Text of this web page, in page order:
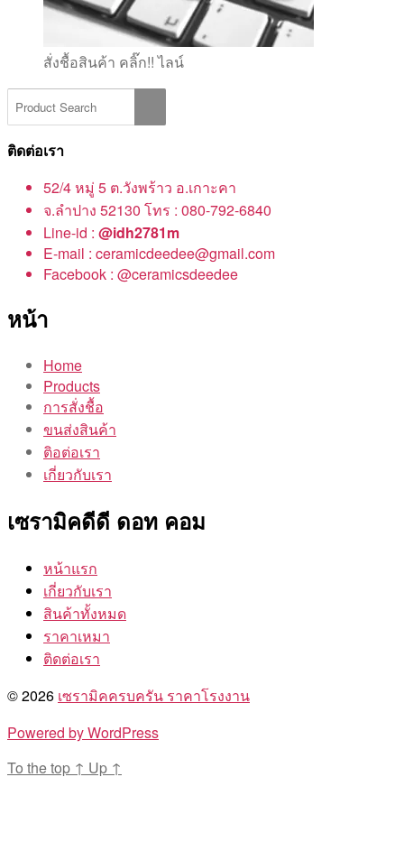
สั่งชื้อสินค้า คลิ๊ก!! ไลน์
ติดต่อเรา
52/4 หมู่ 5 ต.วังพร้าว อ.เกาะคา
จ.ลำปาง 52130 โทร : 080-792-6840
Line-id : @idh2781m
E-mail : ceramicdeedee@gmail.com
Facebook : @ceramicsdeedee
หน้า
Home
Products
การสั่งชื้อ
ขนส่งสินค้า
ติอต่อเรา
เกี่ยวกับเรา
เซรามิคดีดี ดอท คอม
หน้าแรก
เกี่ยวกับเรา
สินค้าทั้งหมด
ราคาเหมา
ติดต่อเรา
© 2026 เซรามิคครบครัน ราคาโรงงาน
Powered by WordPress
To the top ↑ Up ↑